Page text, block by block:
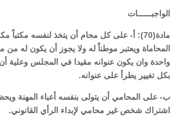
الواجبــــــات
مادة(70): أ- على كل محام أن يتخذ لنفسه مكتباً
المحاماة ويعتبر موطناً له ولا يجوز أن يكون له
واحدة وان يكون عنوانه مقيدا في المجلس وعلية
بكل تغيير يطرأ على عنوانه.
ب- على المحامي أن يتولى بنفسه أعباء المهنة
اشتراك شخص غير محامي لإبداء الرأي القانوني.